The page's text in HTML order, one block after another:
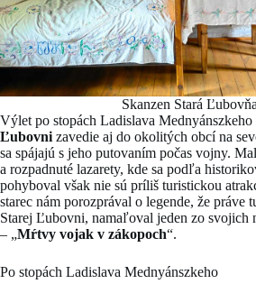
Skanzen Stará Ľubovňa
Výlet po stopách Ladislava Mednyánszkeho
Ľubovni zavedie aj do okolitých obcí na
sa spájajú s jeho putovaním počas vojny.
a rozpadnuté lazarety, kde sa podľa
pohyboval však nie sú príliš turistickou
starec nám porozprával o legende, že práve
Starej Ľubovni, namaľoval jeden zo svojich
– „Mŕtvy vojak v zákopoch“.
Po stopách Ladislava Mednyánszkeho